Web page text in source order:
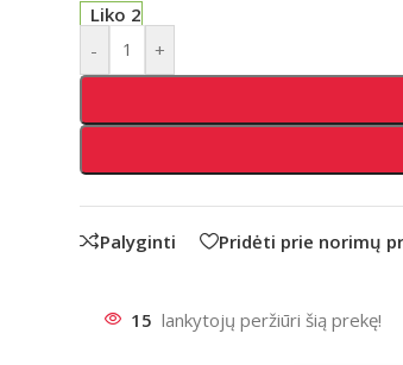
Liko 2
-
+
Palyginti Pridėti prie norimų
15 lankytojų peržiūri šią prekę!